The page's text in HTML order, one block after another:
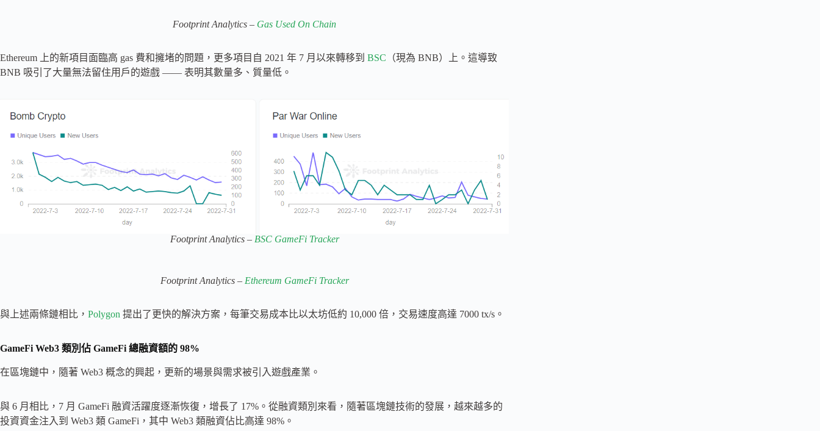
Footprint Analytics – Gas Used On Chain
Ethereum 上的新項目面臨高 gas 費和擁堵的問題，更多項目自 2021 年 7 月以來轉移到 BSC （現為 BNB）上。這導致
BNB 吸引了大量無法留住用戶的遊戲 —— 表明其數量多、質量低。
Footprint Analytics – BSC GameFi Tracker
Footprint Analytics – Ethereum GameFi Tracker
與上述兩條鏈相比， Polygon 提出了更快的解決方案，每筆交易成本比以太坊低約 10,000 倍，交易速度高達 7000 tx/s。
GameFi Web3 類別佔 GameFi 總融資額的 98%
在區塊鏈中，隨著 Web3 概念的興起，更新的場景與需求被引入遊戲產業。
與 6 月相比，7 月 GameFi 融資活躍度逐漸恢復，增長了 17%。從融資類別來看，隨著區塊鏈技術的發展，越來越多的
投資資金注入到 Web3 類 GameFi，其中 Web3 類融資佔比高達 98%。